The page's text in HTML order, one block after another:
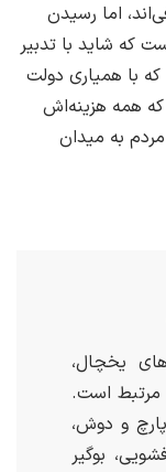
‌اما رسیدن
که شاید با تدبیر
که با همیاری دولت
همه هزینه‌اش
به میدان
یخچال،
مرتبط است.
پارچ و دوش،
بوگیر